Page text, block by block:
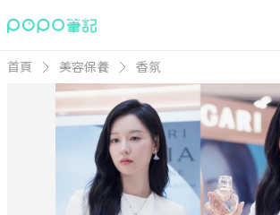
首頁 美容保養 香氛